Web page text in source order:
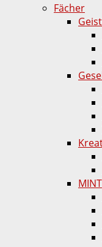
Fächer
MINT